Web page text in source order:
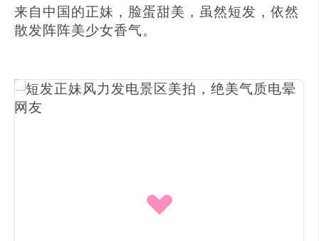
来自中国的正妹，脸蛋甜美，虽然短发，依然
散发阵阵美少女香气。